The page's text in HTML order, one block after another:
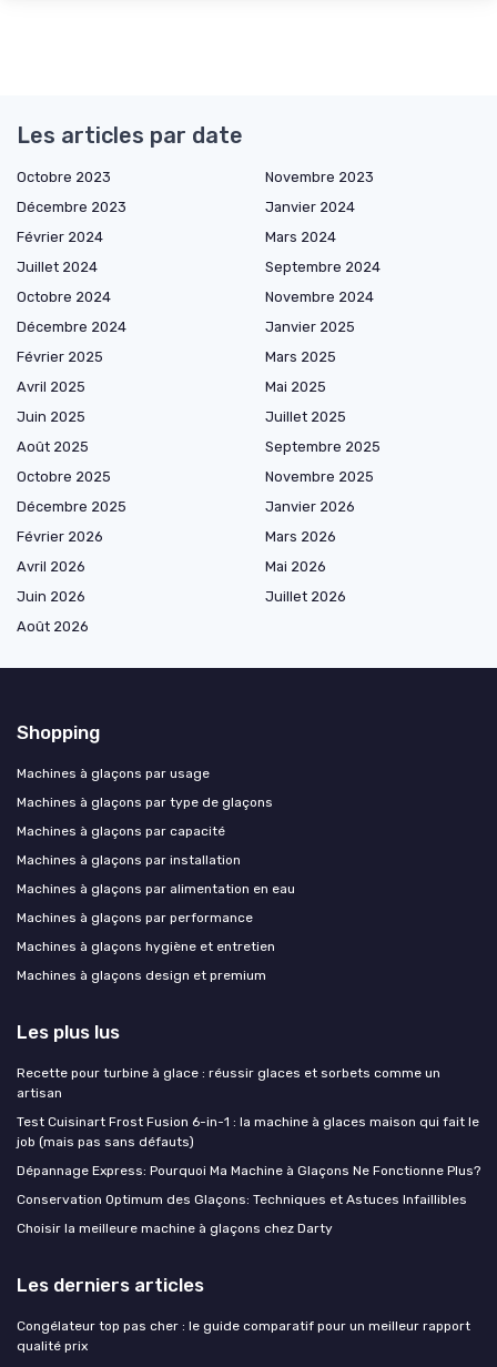
Les articles par date
Octobre 2023
Novembre 2023
Décembre 2023
Janvier 2024
Février 2024
Mars 2024
Juillet 2024
Septembre 2024
Octobre 2024
Novembre 2024
Décembre 2024
Janvier 2025
Février 2025
Mars 2025
Avril 2025
Mai 2025
Juin 2025
Juillet 2025
Août 2025
Septembre 2025
Octobre 2025
Novembre 2025
Décembre 2025
Janvier 2026
Février 2026
Mars 2026
Avril 2026
Mai 2026
Juin 2026
Juillet 2026
Août 2026
Shopping
Machines à glaçons par usage
Machines à glaçons par type de glaçons
Machines à glaçons par capacité
Machines à glaçons par installation
Machines à glaçons par alimentation en eau
Machines à glaçons par performance
Machines à glaçons hygiène et entretien
Machines à glaçons design et premium
Les plus lus
Recette pour turbine à glace : réussir glaces et sorbets comme un
artisan
Test Cuisinart Frost Fusion 6-in-1 : la machine à glaces maison qui fait le
job (mais pas sans défauts)
Dépannage Express: Pourquoi Ma Machine à Glaçons Ne Fonctionne Plus?
Conservation Optimum des Glaçons: Techniques et Astuces Infaillibles
Choisir la meilleure machine à glaçons chez Darty
Les derniers articles
Congélateur top pas cher : le guide comparatif pour un meilleur rapport
qualité prix